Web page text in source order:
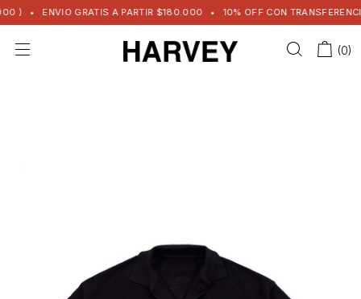
) • ENVIO GRATIS A PARTIR $180.000 • 10% OFF CON TRANSFERENCIA
(0)